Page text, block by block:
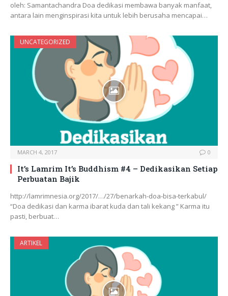
oleh: Samantachandra Doa dedikasi membawa banyak manfaat,
antara lain menginspirasi kita untuk lebih berusaha mencapai…
UNCATEGORIZED
MARCH 4, 2017 0
It’s Lamrim It’s Buddhism #4 – Dedikasikan Setiap
Perbuatan Bajik
http://lamrimnesia.org/2017/…/27/benarkah-doa-bisa-terkabul/
“Doa dedikasi dan karma ibarat kuda dan tali kekang ” Karma itu
pasti, berbuat…
ARTIKEL